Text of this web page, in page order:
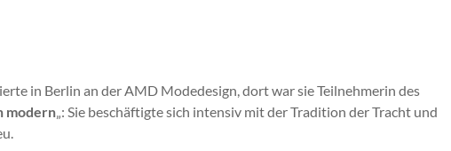
in Berlin an der AMD Modedesign, dort war sie Teilnehmerin des
modern „: Sie beschäftigte sich intensiv mit der Tradition der Tracht und